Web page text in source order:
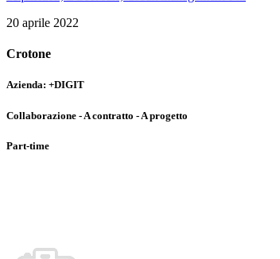
20 aprile 2022
Crotone
Azienda: +DIGIT
Collaborazione - A contratto - A progetto
Part-time